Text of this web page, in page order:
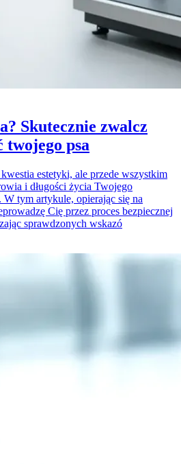
Skutecznie zwalcz
twojego psa
estetyki, ale przede wszystkim
i długości życia Twojego
tym artykule, opierając się na
Cię przez proces bezpiecznej
sprawdzonych wskazó